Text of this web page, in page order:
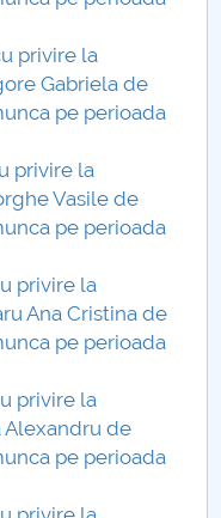
privire la
Gabriela de
pe perioada
privire la
Vasile de
pe perioada
privire la
Ana Cristina de
pe perioada
privire la
Alexandru de
pe perioada